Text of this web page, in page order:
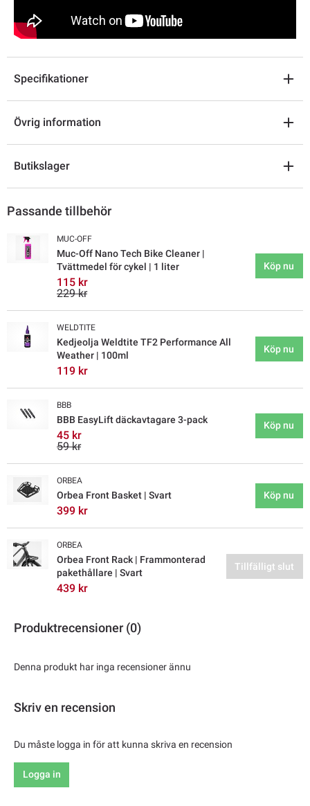
Specifikationer
Övrig information
Butikslager
Passande tillbehör
MUC-OFF
Muc-Off Nano Tech Bike Cleaner |
Tvättmedel för cykel | 1 liter
115 kr
229 kr
Köp nu
WELDTITE
Kedjeolja Weldtite TF2 Performance All
Weather | 100ml
119 kr
Köp nu
BBB
BBB EasyLift däckavtagare 3-pack
45 kr
59 kr
Köp nu
ORBEA
Orbea Front Basket | Svart
399 kr
Köp nu
ORBEA
Orbea Front Rack | Frammonterad
pakethållare | Svart
439 kr
Tillfälligt slut
Produktrecensioner (0)
Denna produkt har inga recensioner ännu
Skriv en recension
Du måste logga in för att kunna skriva en recension
Logga in